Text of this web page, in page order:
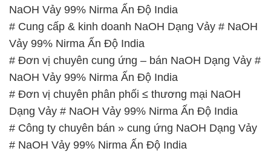
NaOH Vảy 99% Nirma Ấn Độ India
# Cung cấp & kinh doanh NaOH Dạng Vảy # NaOH
Vảy 99% Nirma Ấn Độ India
# Đơn vị chuyên cung ứng – bán NaOH Dạng Vảy #
NaOH Vảy 99% Nirma Ấn Độ India
# Đơn vị chuyên phân phối ≤ thương mại NaOH
Dạng Vảy # NaOH Vảy 99% Nirma Ấn Độ India
# Công ty chuyên bán » cung ứng NaOH Dạng Vảy
# NaOH Vảy 99% Nirma Ấn Độ India